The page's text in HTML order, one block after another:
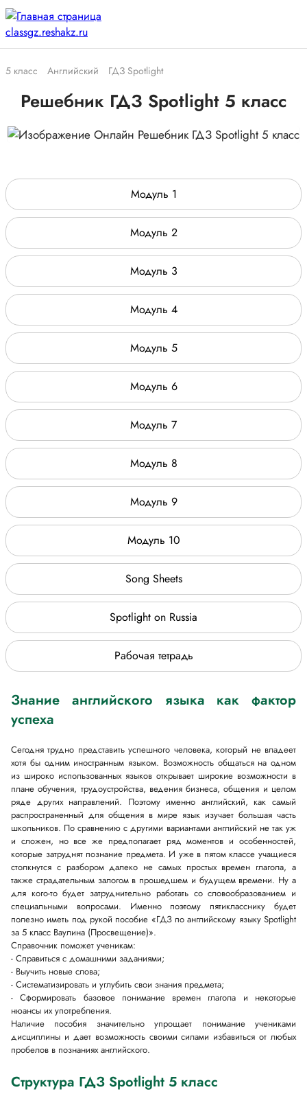
5 класс Английский ГДЗ Spotlight
Решебник ГДЗ Spotlight 5 класс
Модуль 1
Модуль 2
Модуль 3
Модуль 4
Модуль 5
Модуль 6
Модуль 7
Модуль 8
Модуль 9
Модуль 10
Song Sheets
Spotlight on Russia
Рабочая тетрадь
Знание английского языка как фактор
успеха
Сегодня трудно представить успешного человека, который не владеет
хотя бы одним иностранным языком. Возможность общаться на одном
из широко использованных языков открывает широкие возможности в
плане обучения, трудоустройства, ведения бизнеса, общения и целом
ряде других направлений. Поэтому именно английский, как самый
распространенный для общения в мире язык изучает большая часть
школьников. По сравнению с другими вариантами английский не так уж
и сложен, но все же предполагает ряд моментов и особенностей,
которые затруднят познание предмета. И уже в пятом классе учащиеся
столкнутся с разбором далеко не самых простых времен глагола, а
также страдательным залогом в прошедшем и будущем времени. Ну а
для кого-то будет затруднительно работать со словообразованием и
специальными вопросами. Именно поэтому пятикласснику будет
полезно иметь под рукой пособие «ГДЗ по английскому языку Spotlight
за 5 класс Ваулина (Просвещение)».
Справочник поможет ученикам:
- Справиться с домашними заданиями;
- Выучить новые слова;
- Систематизировать и углубить свои знания предмета;
- Сформировать базовое понимание времен глагола и некоторые
нюансы их употребления.
Наличие пособия значительно упрощает понимание учениками
дисциплины и дает возможность своими силами избавиться от любых
пробелов в познаниях английского.
Структура ГДЗ Spotlight 5 класс